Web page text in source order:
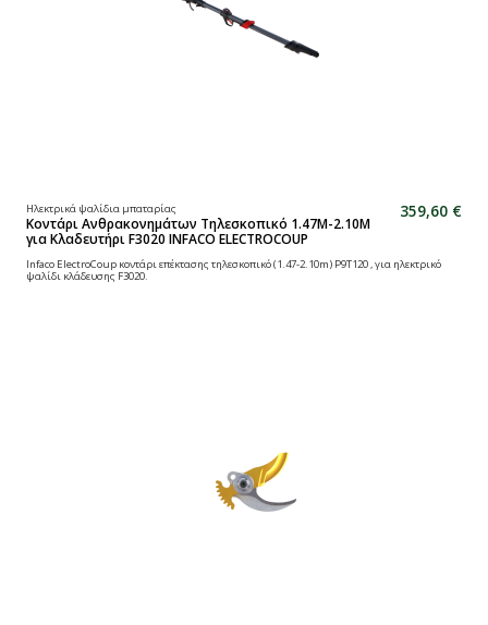
Ηλεκτρικά ψαλίδια μπαταρίας
Κοντάρι Ανθρακονημάτων Τηλεσκοπικό 1.47Μ-2.10Μ
για Κλαδευτήρι F3020 INFACO ELECTROCOUP
359,60 €
Infaco ElectroCoup κοντάρι επέκτασης τηλεσκοπικό (1.47-2.10m) P9T120 , για ηλεκτρικό
ψαλίδι κλάδευσης F3020.